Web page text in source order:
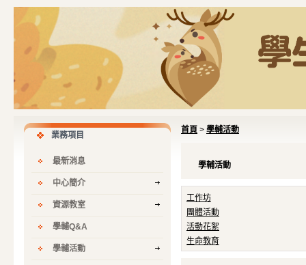
業務項目
最新消息
中心簡介
資源教室
學輔Q&A
學輔活動
首頁 > 學輔活動
學輔活動
工作坊
團體活動
活動花絮
生命教育